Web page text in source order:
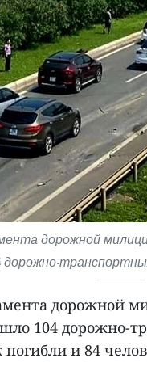
дорожной
дорожно-
дорожной
104 дорожно-
погибли и 84